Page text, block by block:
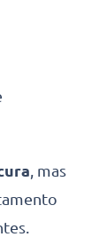
, mas